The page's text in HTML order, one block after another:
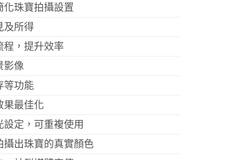
化珠寶拍攝設置
及所得
程，提升效率
影像
等功能
果最佳化
定，可重複使用
攝出珠寶的真實顏色